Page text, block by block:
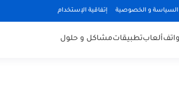
السياسة و الخصوصية إتفاقية الإستخدام
ألعابتطبيقاتمشاكل و حلول